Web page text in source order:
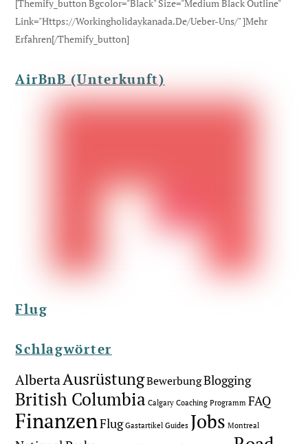
[themify_button Bgcolor="black" Size="medium Black Outline"
Link="https://workingholidaykanada.de/ueber-Uns/" ]Mehr
Erfahren[/themify_button]
AirBnB (Unterkunft)
Flug
Schlagwörter
AlbertaAusrüstungBewerbungBlogging
British Columbia Calgary Coaching Programm FAQ
FinanzenFlug Gastartikel Guides Jobs Montreal